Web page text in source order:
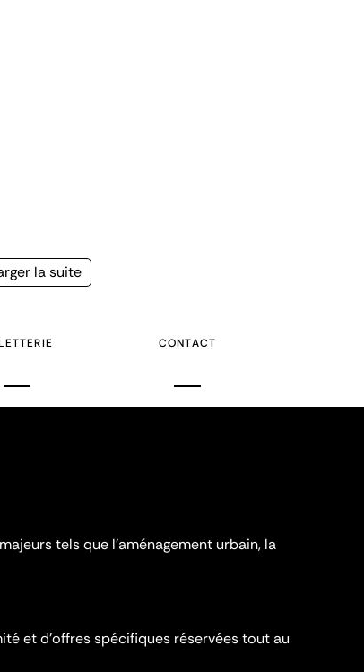
la suite
CONTACT
tels que l'aménagement urbain, la
et d’offres spécifiques réservées tout au